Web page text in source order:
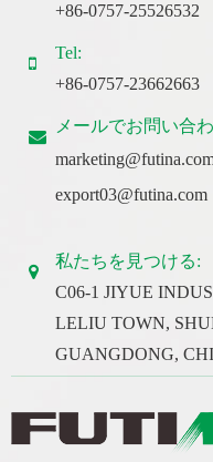
+86-0757-25526532
Tel:
+86-0757-23662663
メールでお問い合
export03@futina.com
私たちを見つける:
C06-1 JIYUE
LELIU TOWN,
GUANGDONG,